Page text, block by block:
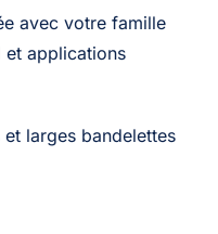
avec votre famille
et applications
larges bandelettes